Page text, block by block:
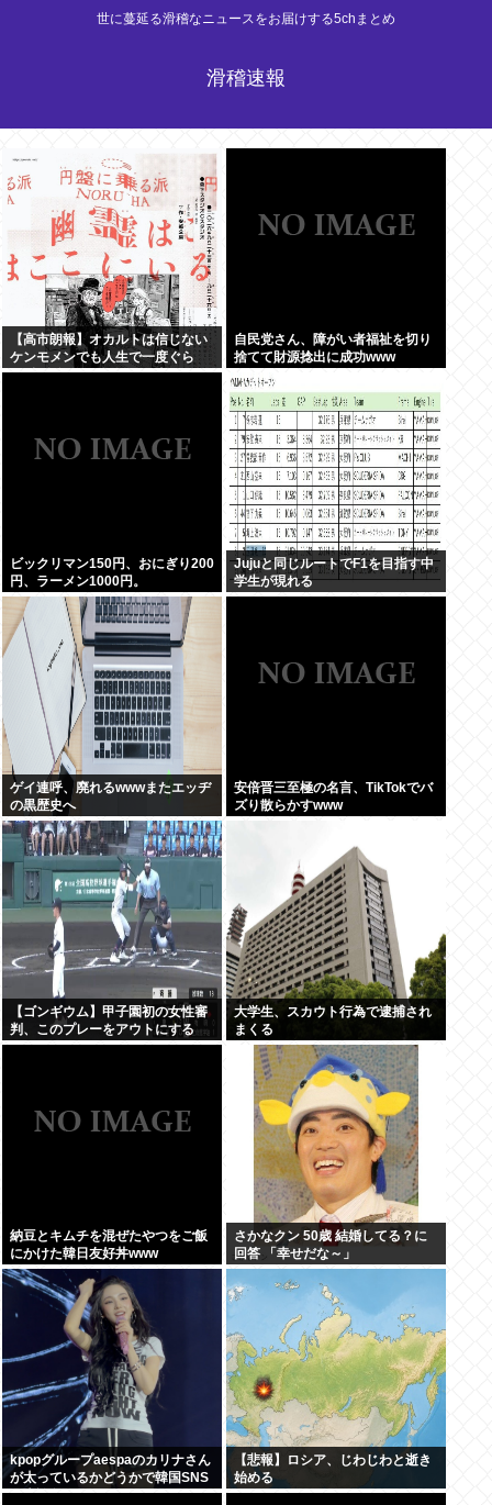
世に蔓延る滑稽なニュースをお届けする5chまとめ
滑稽速報
【高市朗報】オカルトは信じない
ケンモメンでも人生で一度ぐら
い"超自然的な体験"した事あるん
自民党さん、障がい者福祉を切り
捨てて財源捻出に成功www
ビックリマン150円、おにぎり200
円、ラーメン1000円。
Jujuと同じルートでF1を目指す中
学生が現れる
ゲイ連呼、廃れるwwwまたエッヂ
の黒歴史へ
安倍晋三至極の名言、TikTokでバ
ズり散らかすwww
【ゴンギウム】甲子園初の女性審
判、このプレーをアウトにする
www
大学生、スカウト行為で逮捕され
まくる
納豆とキムチを混ぜたやつをご飯
にかけた韓日友好丼www
さかなクン 50歳 結婚してる？に
回答 「幸せだな～」
kpopグループaespaのカリナさん
が太っているかどうかで韓国SNS
が大論争に…！！！
【悲報】ロシア、じわじわと逝き
始める